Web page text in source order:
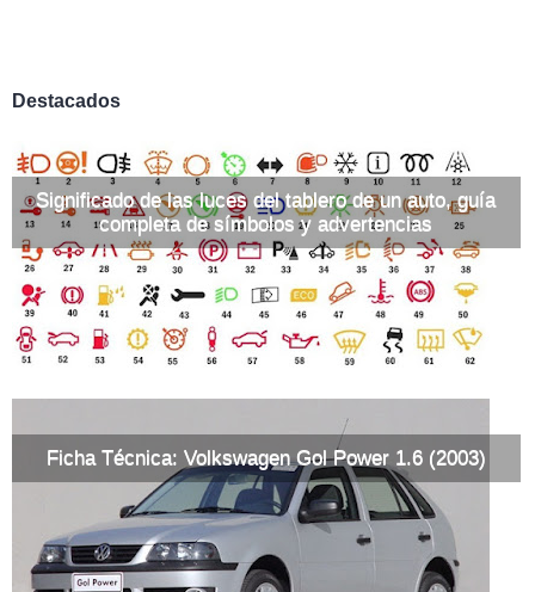
Destacados
Significado de las luces del tablero de un auto, guía
completa de símbolos y advertencias
Ficha Técnica: Volkswagen Gol Power 1.6 (2003)